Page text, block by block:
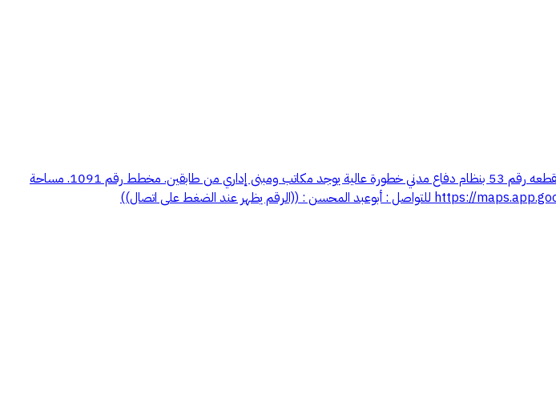
للبيع مصنع قائم على أرض 4,035 متر مصنع على طريق الخرج القديم - صناعية الرفايع. مكون من 4 قطع القطعه رقم 53 بنظام دفاع مدني خطورة عالية يوجد مكاتب ومبنى إداري من طابقين. مخطط رقم 1091. مساحة